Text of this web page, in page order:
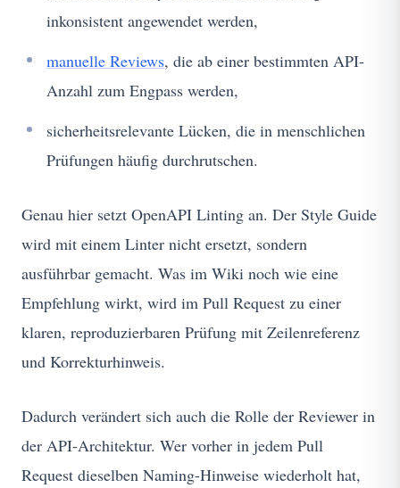
inkonsistent angewendet werden,
manuelle Reviews, die ab einer bestimmten API-
Anzahl zum Engpass werden,
sicherheitsrelevante Lücken, die in menschlichen
Prüfungen häufig durchrutschen.
Genau hier setzt OpenAPI Linting an. Der Style Guide
wird mit einem Linter nicht ersetzt, sondern
ausführbar gemacht. Was im Wiki noch wie eine
Empfehlung wirkt, wird im Pull Request zu einer
klaren, reproduzierbaren Prüfung mit Zeilenreferenz
und Korrekturhinweis.
Dadurch verändert sich auch die Rolle der Reviewer in
der API-Architektur. Wer vorher in jedem Pull
Request dieselben Naming-Hinweise wiederholt hat,